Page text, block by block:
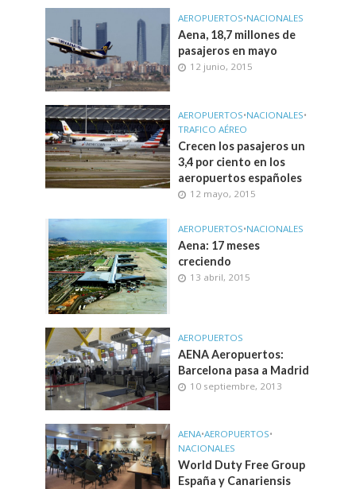
AEROPUERTOS•NACIONALES
Aena, 18,7 millones de
pasajeros en mayo
12 junio, 2015
AEROPUERTOS•NACIONALES•
TRAFICO AÉREO
Crecen los pasajeros un
3,4 por ciento en los
aeropuertos españoles
12 mayo, 2015
AEROPUERTOS•NACIONALES
Aena: 17 meses
creciendo
13 abril, 2015
AEROPUERTOS
AENA Aeropuertos:
Barcelona pasa a Madrid
10 septiembre, 2013
AENA•AEROPUERTOS•
NACIONALES
World Duty Free Group
España y Canariensis